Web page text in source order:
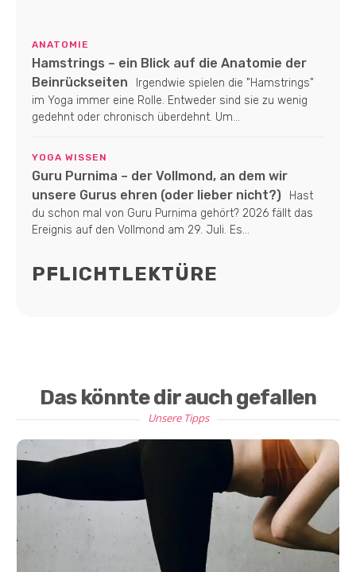
ANATOMIE
Hamstrings – ein Blick auf die Anatomie der
Beinrückseiten
Irgendwie spielen die "Hamstrings"
im Yoga immer eine Rolle. Entweder sind sie zu wenig
gedehnt oder chronisch überdehnt. Um...
YOGA WISSEN
Guru Purnima – der Vollmond, an dem wir
unsere Gurus ehren (oder lieber nicht?)
Hast
du schon mal von Guru Purnima gehört? 2026 fällt das
Ereignis auf den Vollmond am 29. Juli. Es...
PFLICHTLEKTÜRE
Das könnte dir auch gefallen
Unsere Tipps